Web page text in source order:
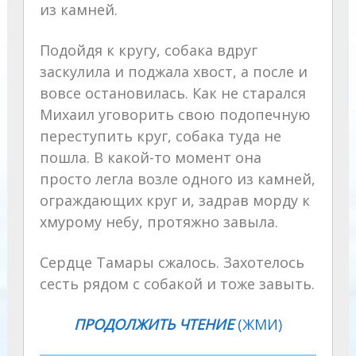
из камней.
Подойдя к кругу, собака вдруг
заскулила и поджала хвост, а после и
вовсе остановилась. Как не старался
Михаил уговорить свою подопечную
переступить круг, собака туда не
пошла. В какой-то момент она
просто легла возле одного из камней,
ограждающих круг и, задрав морду к
хмурому небу, протяжно завыла.
Сердце Тамары сжалось. Захотелось
сесть рядом с собакой и тоже завыть.
ПРОДОЛЖИТЬ ЧТЕНИЕ(ЖМИ)